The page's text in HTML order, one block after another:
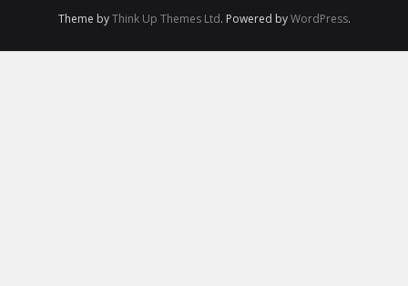
Theme byThink Up Themes Ltd. Powered byWordPress.